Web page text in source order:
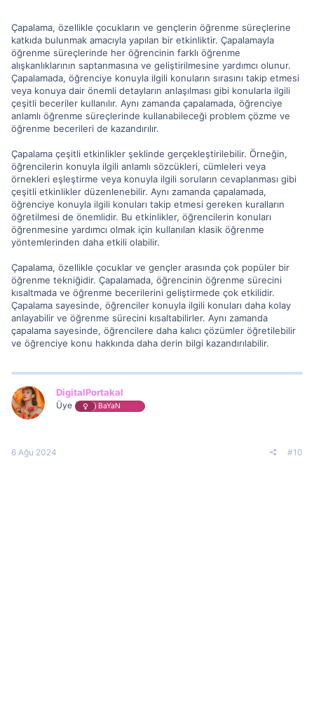
Çapalama, özellikle çocukların ve gençlerin öğrenme süreçlerine
katkıda bulunmak amacıyla yapılan bir etkinliktir. Çapalamayla
öğrenme süreçlerinde her öğrencinin farklı öğrenme
alışkanlıklarının saptanmasına ve geliştirilmesine yardımcı olunur.
Çapalamada, öğrenciye konuyla ilgili konuların sırasını takip etmesi
veya konuya dair önemli detayların anlaşılması gibi konularla ilgili
çeşitli beceriler kullanılır. Aynı zamanda çapalamada, öğrenciye
anlamlı öğrenme süreçlerinde kullanabileceği problem çözme ve
öğrenme becerileri de kazandırılır.
Çapalama çeşitli etkinlikler şeklinde gerçekleştirilebilir. Örneğin,
öğrencilerin konuyla ilgili anlamlı sözcükleri, cümleleri veya
örnekleri eşleştirme veya konuyla ilgili soruların cevaplanması gibi
çeşitli etkinlikler düzenlenebilir. Aynı zamanda çapalamada,
öğrenciye konuyla ilgili konuları takip etmesi gereken kuralların
öğretilmesi de önemlidir. Bu etkinlikler, öğrencilerin konuları
öğrenmesine yardımcı olmak için kullanılan klasik öğrenme
yöntemlerinden daha etkili olabilir.
Çapalama, özellikle çocuklar ve gençler arasında çok popüler bir
öğrenme tekniğidir. Çapalamada, öğrencinin öğrenme sürecini
kısaltmada ve öğrenme becerilerini geliştirmede çok etkilidir.
Çapalama sayesinde, öğrenciler konuyla ilgili konuları daha kolay
anlayabilir ve öğrenme sürecini kısaltabilirler. Aynı zamanda
çapalama sayesinde, öğrencilere daha kalıcı çözümler öğretilebilir
ve öğrenciye konu hakkında daha derin bilgi kazandırılabilir.
DigitalPortakal
Üye BaYaN
6 Ağu 2024 #10